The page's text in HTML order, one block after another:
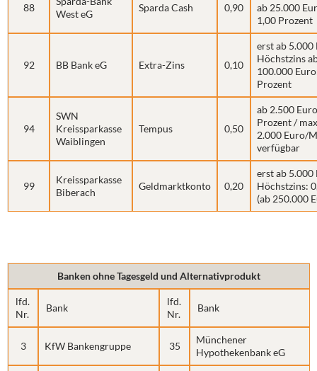
88
West eG
Sparda Cash 0,90
ab 25.000
1,00 Prozent
92 BB Bank eG Extra-Zins 0,10
erst ab 5.000
Höchstzins
100.000
Prozent
94
SWN
Kreissparkasse
Waiblingen
Tempus 0,50
ab 2.500
Prozent /
2.000 Euro/
verfügbar
99
Kreissparkasse
Biberach
Geldmarktkonto 0,20
erst ab 5.000
Höchstzins:
(ab 250.000
Banken ohne Tagesgeld und Alternativprodukt
lfd.
Nr.
Bank
lfd.
Nr.
Bank
3 KfW Bankengruppe 35
Münchener
Hypothekenbank eG